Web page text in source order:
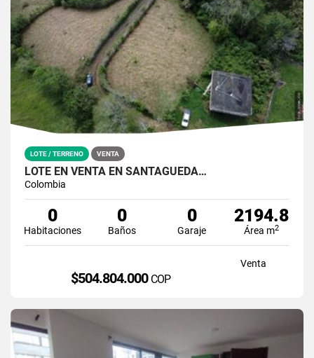
LOTE / TERRENO VENTA
LOTE EN VENTA EN SANTÁGUEDA…
Colombia
0
Habitaciones
0
Baños
0
Garaje
2194.8
Área m2
Venta
$504.804.000 COP